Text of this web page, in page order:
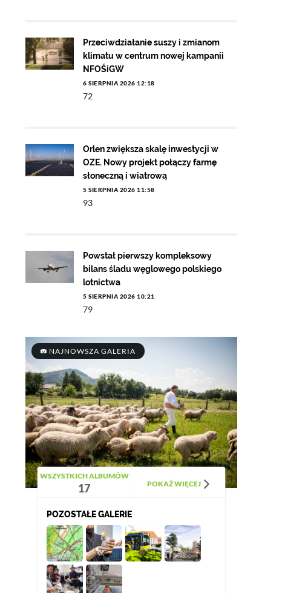
Przeciwdziałanie suszy i zmianom
klimatu w centrum nowej kampanii
NFOŚiGW
6 SIERPNIA 2026 12:18
72
Orlen zwiększa skalę inwestycji w
OZE. Nowy projekt połączy farmę
słoneczną i wiatrową
5 SIERPNIA 2026 11:58
93
Powstał pierwszy kompleksowy
bilans śladu węglowego polskiego
lotnictwa
5 SIERPNIA 2026 10:21
79
NAJNOWSZA GALERIA
WSZYSTKICH ALBUMÓW
17 POKAŻ WIĘCEJ
POZOSTAŁE GALERIE